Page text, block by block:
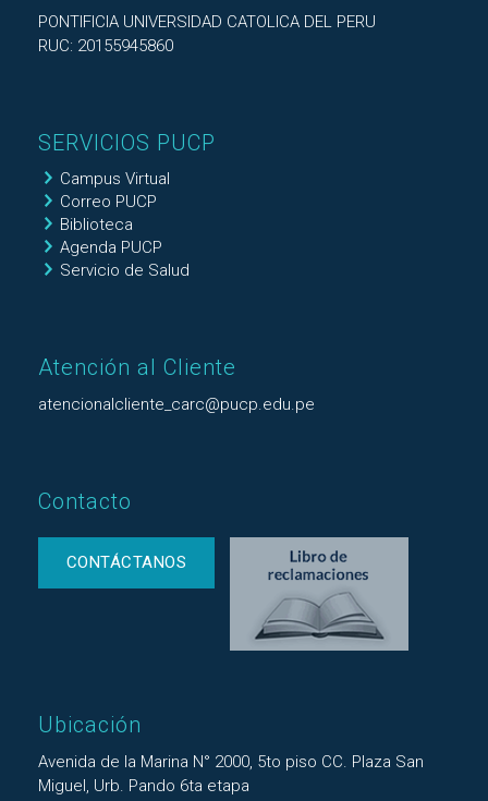
PONTIFICIA UNIVERSIDAD CATOLICA DEL PERU
RUC: 20155945860
SERVICIOS PUCP
Campus Virtual
Correo PUCP
Biblioteca
Agenda PUCP
Servicio de Salud
Atención al Cliente
atencionalcliente_carc@pucp.edu.pe
Contacto
CONTÁCTANOS
Ubicación
Avenida de la Marina N° 2000, 5to piso CC. Plaza San
Miguel, Urb. Pando 6ta etapa